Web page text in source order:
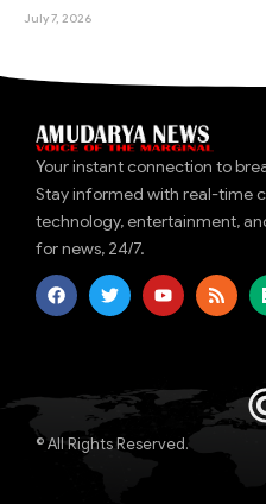
July 7, 2026
Your instant connection to
Stay informed with real-time
technology, entertainment,
for news, 24/7.
© All Rights Reserved.